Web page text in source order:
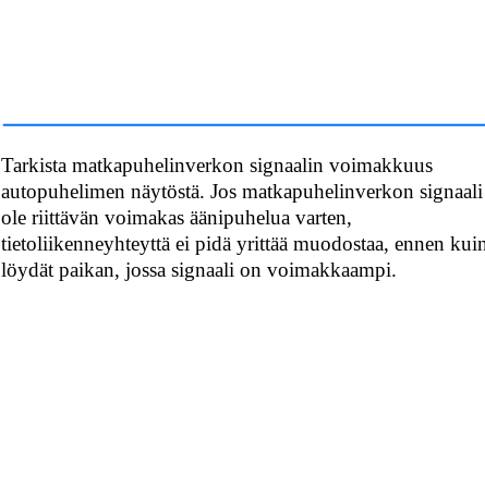
Tarkista matkapuhelinverkon signaalin voimakkuus
autopuhelimen näytöstä. Jos matkapuhelinverkon
ole riittävän voimakas äänipuhelua varten,
tietoliikenneyhteyttä ei pidä yrittää muodostaa, ennen
löydät paikan, jossa signaali on voimakkaampi.